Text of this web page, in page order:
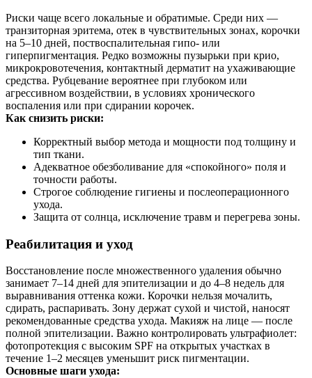
Риски чаще всего локальные и обратимые. Среди них —
транзиторная эритема, отек в чувствительных зонах, корочки
на 5–10 дней, поствоспалительная гипо‑ или
гиперпигментация. Редко возможны пузырьки при крио,
микрокровотечения, контактный дерматит на ухаживающие
средства. Рубцевание вероятнее при глубоком или
агрессивном воздействии, в условиях хронического
воспаления или при сдирании корочек.
Как снизить риски:
Корректный выбор метода и мощности под толщину и
тип ткани.
Адекватное обезболивание для «спокойного» поля и
точности работы.
Строгое соблюдение гигиены и послеоперационного
ухода.
Защита от солнца, исключение травм и перегрева зоны.
Реабилитация и уход
Восстановление после множественного удаления обычно
занимает 7–14 дней для эпителизации и до 4–8 недель для
выравнивания оттенка кожи. Корочки нельзя мочалить,
сдирать, распаривать. Зону держат сухой и чистой, наносят
рекомендованные средства ухода. Макияж на лице — после
полной эпителизации. Важно контролировать ультрафиолет:
фотопротекция с высоким SPF на открытых участках в
течение 1–2 месяцев уменьшит риск пигментации.
Основные шаги ухода: